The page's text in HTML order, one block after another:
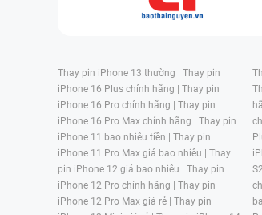
Khi nào cần thay mặt kính
nào sau đây:
Nứt hoặc vỡ:Nếu mặt kính của
nghiệm sử dụng hoặc an toàn,
Xước nặng:Mặt kính có nhiều
hưởng đến hiển thị.
Chảy nước vào màn hình:
Thay pin iPhone 13 thường | Thay pin
iPhone 16 Plus chính hãng | Thay pin
iPhone 16 Pro chính hãng | Thay pin
iPhone 16 Pro Max chính hãng | Thay pin
iPhone 11 bao nhiêu tiền | Thay pin
iPhone 11 Pro Max giá bao nhiêu | Thay
pin iPhone 12 giá bao nhiêu | Thay pin
iPhone 12 Pro chính hãng | Thay pin
iPhone 12 Pro Max giá rẻ | Thay pin